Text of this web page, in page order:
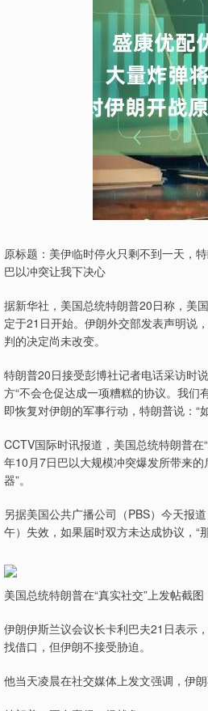
原标题：美伊临时停火只剩不到一天，
巴以冲突让我下决心
据新华社，美国总统特朗普20日称，美
定于21日开始。伊朗外交部发表声明说
判的决定尚未改变。
特朗普20日接受彭博社记者电话采访时
方“不会仓促达成一项糟糕的协议。我们
即恢复对伊朗的军事行动，特朗普说：“
CCTV国际时讯报道，美国总统特朗普
年10月7日巴以大规模冲突爆发所带来
器”。
另据美国公共广播公司（PBS）今天报
午）失效，如果届时双方未达成协议，“
美国总统特朗普在“真实社交”上发帖截图
伊朗伊斯兰议会议长卡利巴夫21日表示
找借口，但伊朗不接受胁迫。
他当天凌晨在社交媒体上发文强调，伊